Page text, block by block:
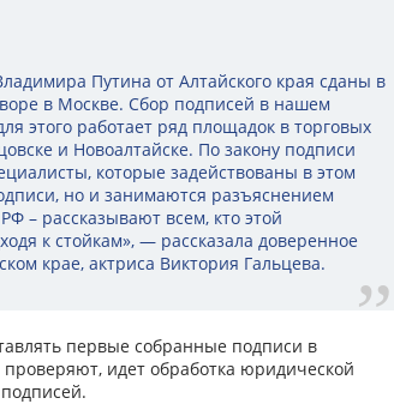
Путина от Алтайского края сданы в
в Москве. Сбор подписей в нашем
этого работает ряд площадок в торговых
и Новоалтайске. По закону подписи
которые задействованы в этом
но и занимаются разъяснением
– рассказывают всем, кто этой
к стойкам», — рассказала доверенное
крае, актриса Виктория Гальцева.
первые собранные подписи в
идет обработка юридической